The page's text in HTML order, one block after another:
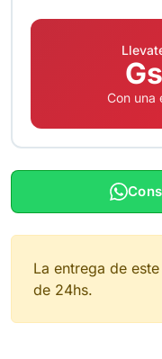
Con una
La entrega de
de 24hs.